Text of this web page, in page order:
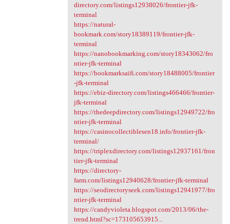
directory.com/listings12938026/frontier-jfk-
terminal
https://natural-
bookmark.com/story18389119/frontier-jfk-
terminal
https://nanobookmarking.com/story18343062/fro
ntier-jfk-terminal
https://bookmarksaifi.com/story18488005/frontier
-jfk-terminal
https://ebiz-directory.com/listings466466/frontier-
jfk-terminal
https://thedeepdirectory.com/listings12949722/fro
ntier-jfk-terminal
https://casinocollectiblesen18.info/frontier-jfk-
terminal/
https://triplexdirectory.com/listings12937161/fron
tier-jfk-terminal
https://directory-
farm.com/listings12940628/frontier-jfk-terminal
https://seodirectoryseek.com/listings12941977/fro
ntier-jfk-terminal
https://candyvioleta.blogspot.com/2013/06/the-
trend.html?sc=173105653915...